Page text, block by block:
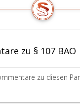
zu § 107 BAO
zu diesen